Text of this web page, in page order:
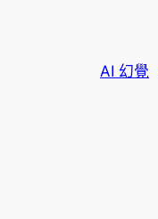
AI 幻覺